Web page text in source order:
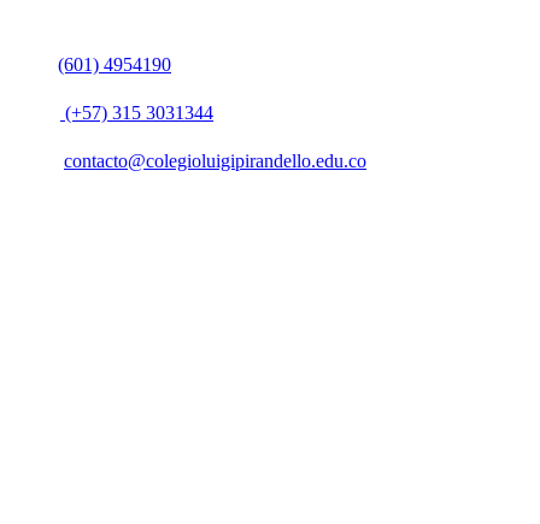
(601) 4954190
(+57) 315 3031344
contacto@colegioluigipirandello.edu.co